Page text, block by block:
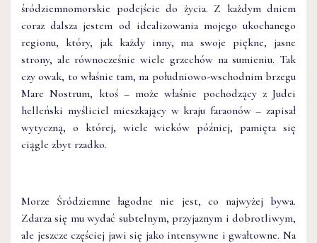
śródziemnomorskie podejście do życia. Z każdym dniem
coraz dalsza jestem od idealizowania mojego ukochanego
regionu, który, jak każdy inny, ma swoje piękne, jasne
strony, ale równocześnie wiele grzechów na sumieniu. Tak
czy owak, to właśnie tam, na południowo-wschodnim brzegu
Mare Nostrum, ktoś – może właśnie pochodzący z Judei
helleński myśliciel mieszkający w kraju faraonów – zapisał
wytyczną, o której, wiele wieków później, pamięta się
ciągle zbyt rzadko.
Morze Śródziemne łagodne nie jest, co najwyżej bywa.
Zdarza się mu wydać subtelnym, przyjaznym i dobrotliwym,
ale jeszcze częściej jawi się jako intensywne i gwałtowne. Na